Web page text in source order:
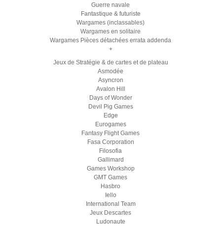
Guerre navale
Fantastique & futuriste
Wargames (inclassables)
Wargames en solitaire
Wargames Pièces détachées errata addenda
+
Jeux de Stratégie & de cartes et de plateau
Asmodée
Asyncron
Avalon Hill
Days of Wonder
Devil Pig Games
Edge
Eurogames
Fantasy Flight Games
Fasa Corporation
Filosofia
Gallimard
Games Workshop
GMT Games
Hasbro
Iello
International Team
Jeux Descartes
Ludonaute